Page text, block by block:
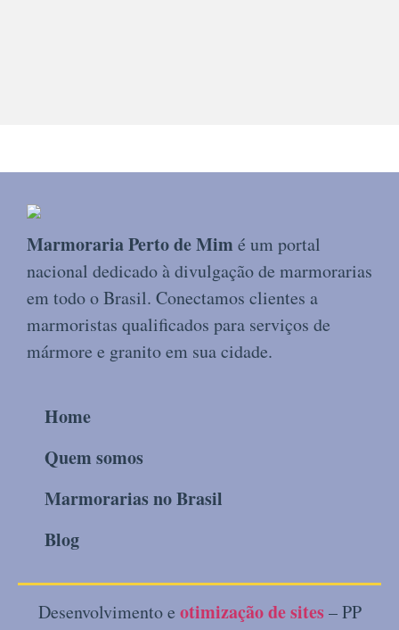
Marmoraria Perto de Mim é um portal
nacional dedicado à divulgação de marmorarias
em todo o Brasil. Conectamos clientes a
marmoristas qualificados para serviços de
mármore e granito em sua cidade.
Home
Quem somos
Marmorarias no Brasil
Blog
Desenvolvimento e otimização de sites – PP